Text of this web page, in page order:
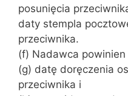
posunięcia
daty stempla
przeciwnika.
(f) Nadawca
(g) datę doręczenia
przeciwnika i